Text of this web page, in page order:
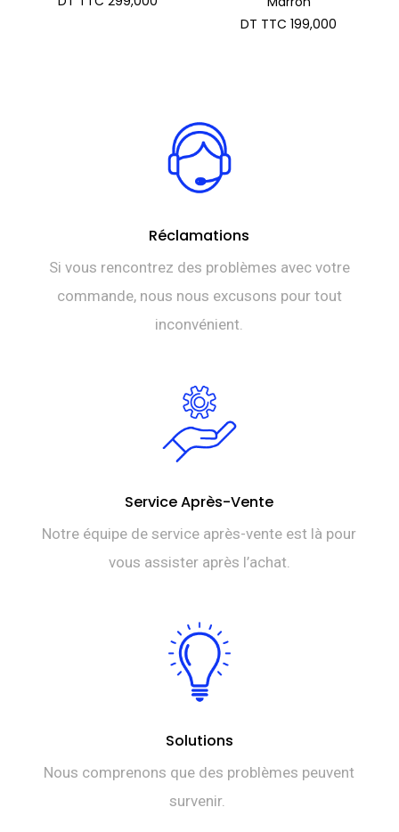
DT TTC 199,000
Réclamations
Si vous rencontrez des problèmes avec votre
commande, nous nous excusons pour tout
inconvénient.
Service Après-Vente
Notre équipe de service après-vente est là pour
vous assister après l’achat.
Solutions
Nous comprenons que des problèmes peuvent
survenir.